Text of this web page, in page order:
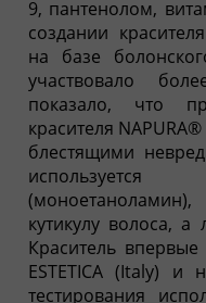
9, пантенолом,
создании
на базе
участвовало
показало, что
красителя
блестящими
используется
кутикулу волоса,
Краситель
ESTETICA (Italy) и
тестирования